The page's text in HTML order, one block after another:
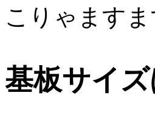
こりゃます
基板サイ